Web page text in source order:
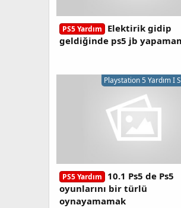
PS5 Yardım
Elektirik gidip
geldiğinde ps5 jb
Playstation 5 Yardım I
PS5 Yardım
10.1 Ps5 de Ps5
oyunlarını bir türlü
oynayamamak